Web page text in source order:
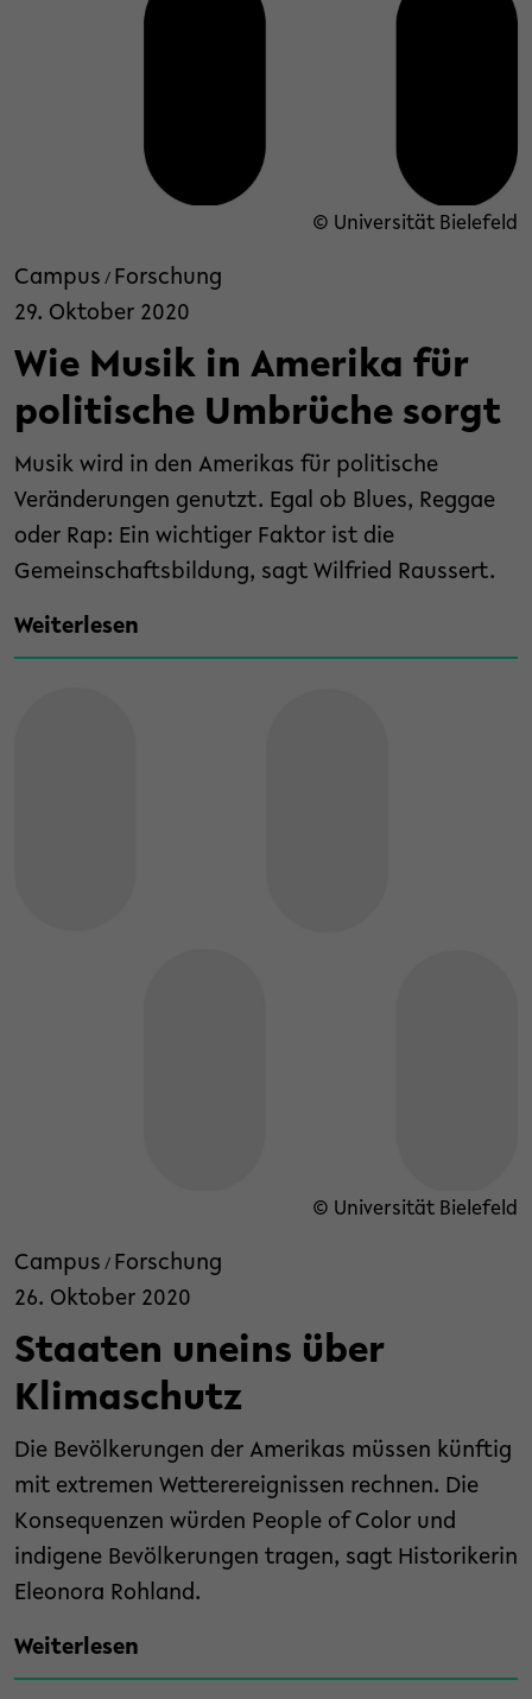
© Universität Bielefeld
Campus / Forschung
29. Oktober 2020
Wie Musik in Amerika für
politische Umbrüche sorgt
Musik wird in den Amerikas für politische
Veränderungen genutzt. Egal ob Blues, Reggae
oder Rap: Ein wichtiger Faktor ist die
Gemeinschaftsbildung, sagt Wilfried Raussert.
Weiterlesen
© Universität Bielefeld
Campus / Forschung
26. Oktober 2020
Staaten uneins über
Klimaschutz
Die Bevölkerungen der Amerikas müssen künftig
mit extremen Wetterereignissen rechnen. Die
Konsequenzen würden People of Color und
indigene Bevölkerungen tragen, sagt Historikerin
Eleonora Rohland.
Weiterlesen